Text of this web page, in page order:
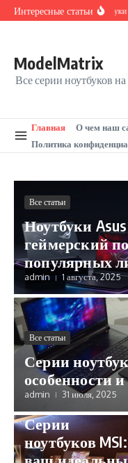
Перейти к содержанию
Интересные статьиНоутбуки
ModelMatrix
Все серии ноутбуков
Главная
О чем наш
Политика
Все статьи
Ноутбуки
геймерский
популярных
admin 1 августа, 2025
Все статьи
Серии
особенности
admin 31 июля, 2025
Все статьи
Серии
ноутбуков MSI: